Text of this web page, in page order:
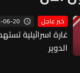
خبر عاجل 06-20
غارة اسرائيلية
الدوير